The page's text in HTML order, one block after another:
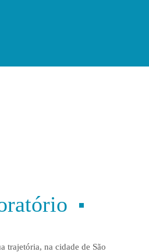
trajetória, na cidade de São